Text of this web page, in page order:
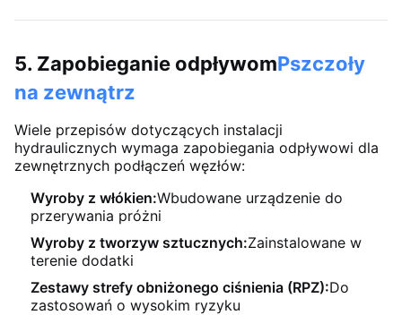
5. Zapobieganie odpływomPszczoły
na zewnątrz
Wiele przepisów dotyczących instalacji
hydraulicznych wymaga zapobiegania odpływowi dla
zewnętrznych podłączeń węzłów:
Wyroby z włókien:Wbudowane urządzenie do
przerywania próżni
Wyroby z tworzyw sztucznych:Zainstalowane w
terenie dodatki
Zestawy strefy obniżonego ciśnienia (RPZ):Do
zastosowań o wysokim ryzyku